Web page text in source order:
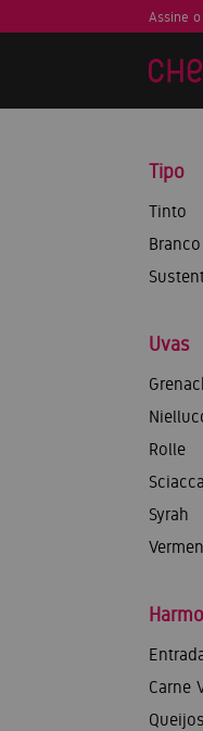
Assine
Tipo
Tinto
Branco
Uvas
Rolle
Syrah
Carne